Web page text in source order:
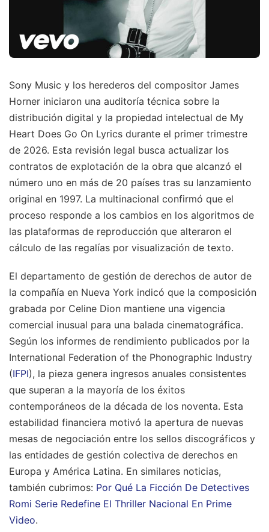
Sony Music y los herederos del compositor James
Horner iniciaron una auditoría técnica sobre la
distribución digital y la propiedad intelectual de My
Heart Does Go On Lyrics durante el primer trimestre
de 2026. Esta revisión legal busca actualizar los
contratos de explotación de la obra que alcanzó el
número uno en más de 20 países tras su lanzamiento
original en 1997. La multinacional confirmó que el
proceso responde a los cambios en los algoritmos de
las plataformas de reproducción que alteraron el
cálculo de las regalías por visualización de texto.
El departamento de gestión de derechos de autor de
la compañía en Nueva York indicó que la composición
grabada por Celine Dion mantiene una vigencia
comercial inusual para una balada cinematográfica.
Según los informes de rendimiento publicados por la
International Federation of the Phonographic Industry
(IFPI), la pieza genera ingresos anuales consistentes
que superan a la mayoría de los éxitos
contemporáneos de la década de los noventa. Esta
estabilidad financiera motivó la apertura de nuevas
mesas de negociación entre los sellos discográficos y
las entidades de gestión colectiva de derechos en
Europa y América Latina. En similares noticias,
también cubrimos: Por Qué La Ficción De Detectives
Romi Serie Redefine El Thriller Nacional En Prime
Video.